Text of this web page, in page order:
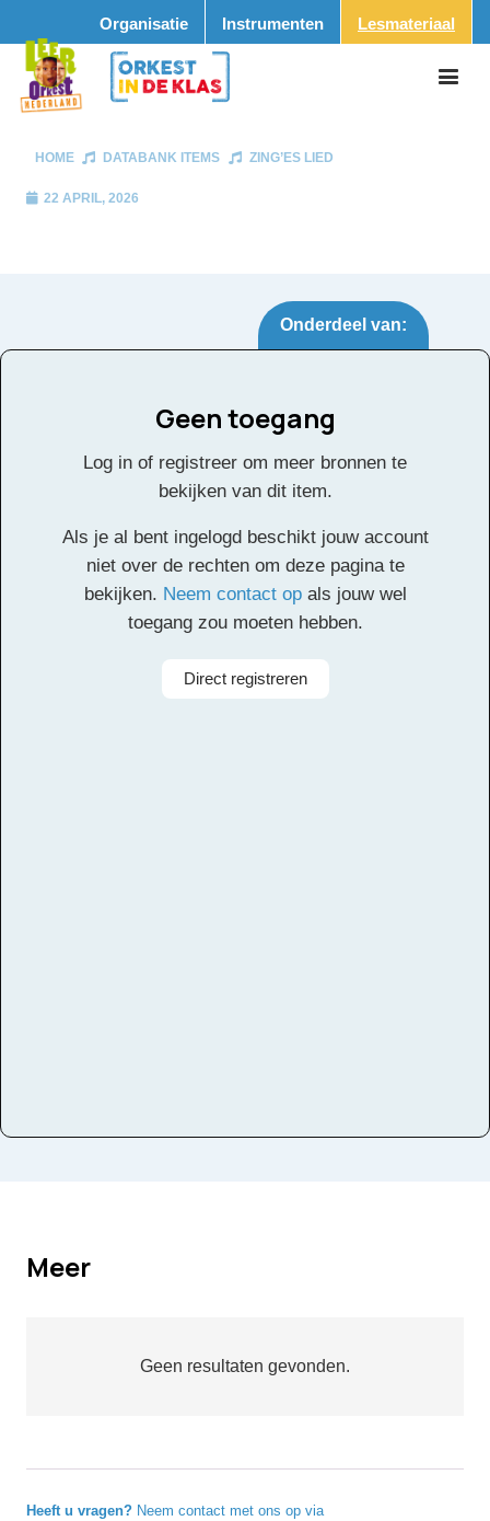
Organisatie Instrumenten Lesmateriaal
HOME DATABANK ITEMS ZING’ES LIED
22 APRIL, 2026
Onderdeel van:
Zing’es lied
Facebook
TwitterEmailPinterestLinkedIn
Delen
Geen toegang
Log in of registreer om meer bronnen te
bekijken van dit item.
Als je al bent ingelogd beschikt jouw account
niet over de rechten om deze pagina te
bekijken. Neem contact opals jouw wel
toegang zou moeten hebben.
Direct registreren
Alle rechten voorbehouden
Meer
Geen resultaten gevonden.
Heeft u vragen? Neem contact met ons op via